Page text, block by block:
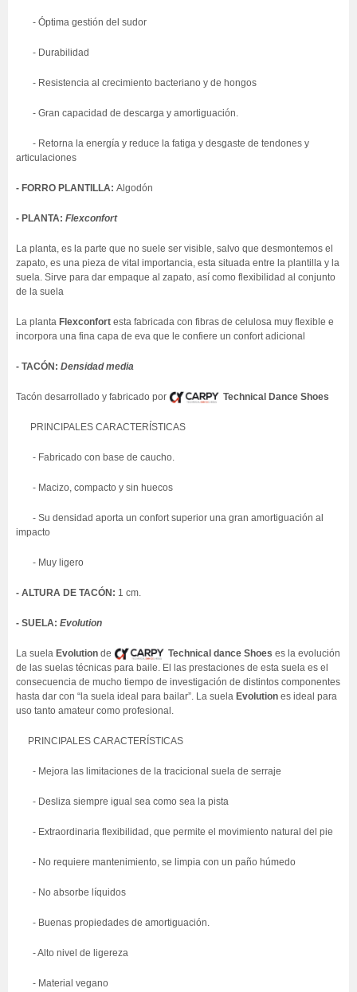
- Óptima gestión del sudor
- Durabilidad
- Resistencia al crecimiento bacteriano y de hongos
- Gran capacidad de descarga y amortiguación.
- Retorna la energía y reduce la fatiga y desgaste de tendones y
articulaciones
- FORRO PLANTILLA: Algodón
- PLANTA: Flexconfort
La planta, es la parte que no suele ser visible, salvo que desmontemos el
zapato, es una pieza de vital importancia, esta situada entre la plantilla y la
suela. Sirve para dar empaque al zapato, así como flexibilidad al conjunto
de la suela
La planta Flexconfort esta fabricada con fibras de celulosa muy flexible e
incorpora una fina capa de eva que le confiere un confort adicional
- TACÓN: Densidad media
Tacón desarrollado y fabricado por Technical Dance Shoes
PRINCIPALES CARACTERÍSTICAS
- Fabricado con base de caucho.
- Macizo, compacto y sin huecos
- Su densidad aporta un confort superior una gran amortiguación al
impacto
- Muy ligero
- ALTURA DE TACÓN: 1 cm.
- SUELA: Evolution
La suela Evolution de Technical dance Shoes es la evolución
de las suelas técnicas para baile. El las prestaciones de esta suela es el
consecuencia de mucho tiempo de investigación de distintos componentes
hasta dar con “la suela ideal para bailar”. La suela Evolution es ideal para
uso tanto amateur como profesional.
PRINCIPALES CARACTERÍSTICAS
- Mejora las limitaciones de la tracicional suela de serraje
- Desliza siempre igual sea como sea la pista
- Extraordinaria flexibilidad, que permite el movimiento natural del pie
- No requiere mantenimiento, se limpia con un paño húmedo
- No absorbe líquidos
- Buenas propiedades de amortiguación.
- Alto nivel de ligereza
- Material vegano